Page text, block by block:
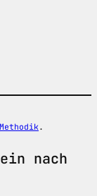
Methodik.
nach